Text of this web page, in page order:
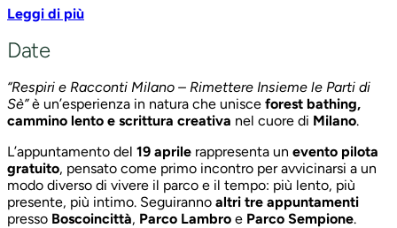
L’appuntamento del
gratuito
modo diverso di vivere il parco e il tempo: più lento, più
pressoBoscoincittà ,Parco LambroeParco Sempione.
Tra alberi, pause di ascolto e momenti di osservazione,
frammenti di sé attraverso il contatto con la natura e la
scrittura.
Gli appuntamenti
Leggi di più
Date
“Respiri e Racconti Milano – Rimettere Insieme le Parti di
Sè”è un’esperienza in natura che unisce forest bathing,
cammino lento e scrittura creativa nel cuore di Milano.
L’appuntamento del 19 aprile rappresenta un evento pilota
gratuito, pensato come primo incontro per avvicinarsi a un
modo diverso di vivere il parco e il tempo: più lento, più
presente, più intimo. Seguiranno altri tre appuntamenti
presso Boscoincittà, Parco Lambro e Parco Sempione.